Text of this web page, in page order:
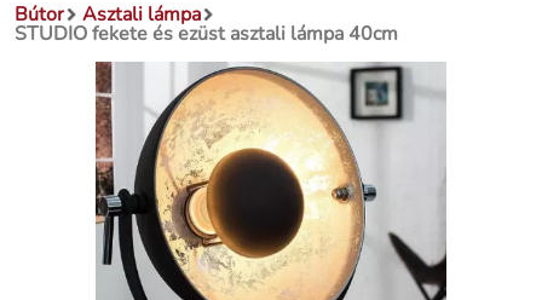
Bútor Asztali lámpa
STUDIO fekete és ezüst asztali lámpa 40cm